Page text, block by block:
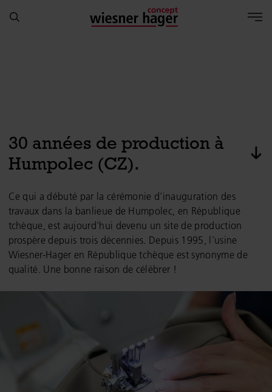
30 années de production à
Humpolec (CZ).
Ce qui a débuté par la cérémonie d'inauguration des
travaux dans la banlieue de Humpolec, en République
tchèque, est aujourd'hui devenu un site de production
prospère depuis trois décennies. Depuis 1995, l'usine
Wiesner-Hager en République tchèque est synonyme de
qualité. Une bonne raison de célébrer !